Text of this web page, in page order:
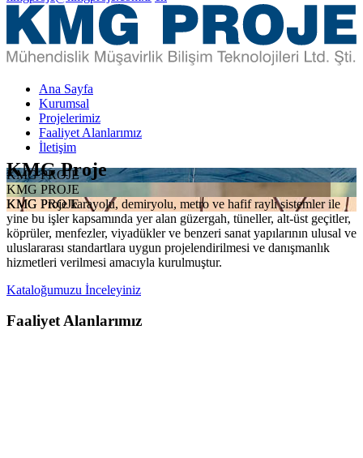
Ana Sayfa
Kurumsal
Projelerimiz
Faaliyet Alanlarımız
İletişim
KMG PROJE
KMG PROJE
KMG PROJE
KMG Proje
KMG Proje karayolu, demiryolu, metro ve hafif raylı sistemler ile
yine bu işler kapsamında yer alan güzergah, tüneller, alt-üst geçitler,
köprüler, menfezler, viyadükler ve benzeri sanat yapılarının ulusal ve
uluslararası standartlara uygun projelendirilmesi ve danışmanlık
hizmetleri verilmesi amacıyla kurulmuştur.
Kataloğumuzu İnceleyiniz
Faaliyet Alanlarımız